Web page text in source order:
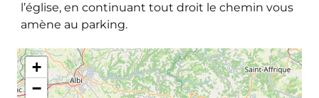
l’église, en continuant tout droit le chemin vous
amène au parking.
+
−